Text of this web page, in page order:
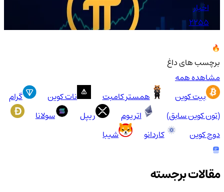
اخبار
2255
برچسب های داغ
مشاهده همه
بیت کوین
همستر کامبت نات کوین
گرام
(تون کوین سابق)
اتریوم ریپل
سولانا
دوج کوین
کاردانو شیبا
مقالات برجسته